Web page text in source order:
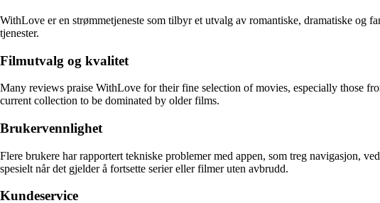
WithLove er en strømmetjeneste som tilbyr et utvalg av romantiske, dramatiske og
tjenester.
Filmutvalg og kvalitet
Many reviews praise WithLove for their fine selection of movies, especially those
current collection to be dominated by older films.
Brukervennlighet
Flere brukere har rapportert tekniske problemer med appen, som treg navigasjon,
spesielt når det gjelder å fortsette serier eller filmer uten avbrudd.
Kundeservice